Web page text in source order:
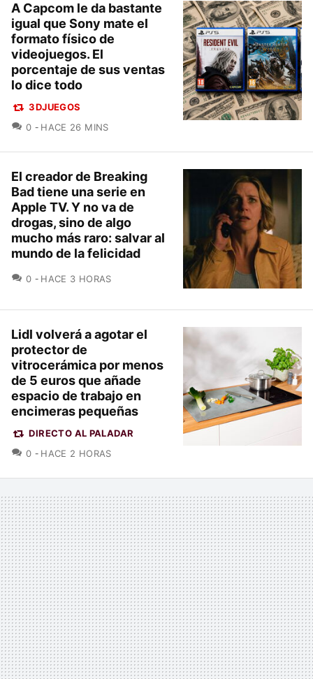
A Capcom le da bastante
igual que Sony mate el
formato físico de
videojuegos. El
porcentaje de sus ventas
lo dice todo
3DJUEGOS
0 COMENTARIOS
HACE 26 MINS
El creador de Breaking
Bad tiene una serie en
Apple TV. Y no va de
drogas, sino de algo
mucho más raro: salvar al
mundo de la felicidad
0 COMENTARIOS
HACE 3 HORAS
Lidl volverá a agotar el
protector de
vitrocerámica por menos
de 5 euros que añade
espacio de trabajo en
encimeras pequeñas
DIRECTO AL PALADAR
0 COMENTARIOS
HACE 2 HORAS